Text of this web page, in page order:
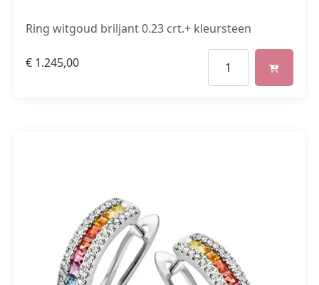
Ring witgoud briljant 0.23 crt.+ kleursteen
€ 1.245,00